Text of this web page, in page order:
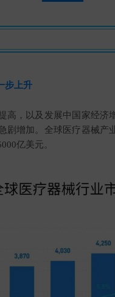
步上升
高，以及发展中国家经济
剧增加。全球医疗器械产
亿美元。